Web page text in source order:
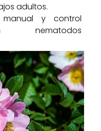
adultos.
manual y control
nematodos